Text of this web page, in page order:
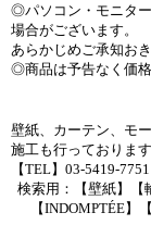
◎パソコン・モニタ
場合がございます。
あらかじめご承知お
◎商品は予告なく価格
壁紙、カーテン、モ
施工も行っておりま
【TEL】03-5419-
検索用：【壁紙】【
【INDOMPTÉE】